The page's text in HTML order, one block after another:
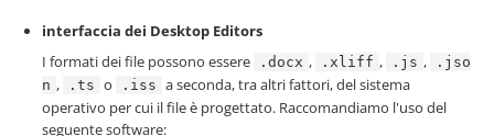
interfaccia dei Desktop Editors
I formati dei file possono essere
.docx , .xliff , .js ,
.jso
n , .ts o .iss a seconda, tra altri fattori, del sistema
operativo per cui il file è progettato. Raccomandiamo l'uso del
seguente software: